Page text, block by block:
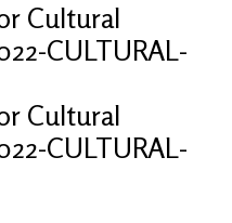
Cultural
CULTURAL-
Cultural
CULTURAL-